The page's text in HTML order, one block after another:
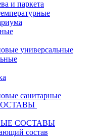
и паркета
универсальные
санитарные
СОСТАВЫ
состав